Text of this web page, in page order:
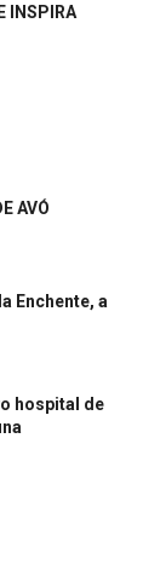
INSPIRA
AVÓ
Enchente, a
hospital de